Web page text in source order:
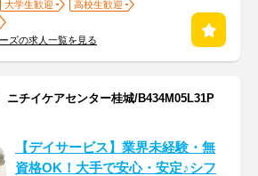
大学生歓迎
高校生歓迎
ズの求人一覧を見る
チイケアセンター桂城/B434M05L31P
【デイサービス】業界未経験・無
資格OK！大手で安心・安定♪シフ